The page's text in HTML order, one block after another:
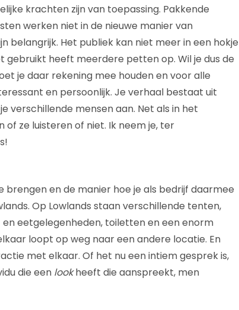
krachten zijn van toepassing. Pakkende
werken niet in de nieuwe manier van
belangrijk. Het publiek kan niet meer in een hokje
heeft meerdere petten op. Wil je dus de
je daar rekening mee houden en voor alle
en persoonlijk. Je verhaal bestaat uit
verschillende mensen aan. Net als in het
of ze luisteren of niet. Ik neem je, ter
en de manier hoe je als bedrijf daarmee
Op Lowlands staan verschillende tenten,
eetgelegenheden, toiletten en een enorm
loopt op weg naar een andere locatie. En
met elkaar. Of het nu een intiem gesprek is,
die een lookheeft die aanspreekt, men